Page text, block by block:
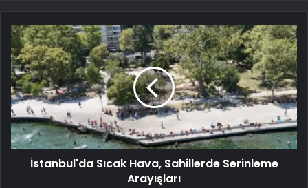
İstanbul'da Sıcak Hava, Sahillerde Serinleme
Arayışları